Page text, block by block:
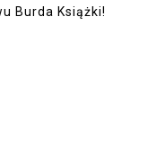
Burda Książki!